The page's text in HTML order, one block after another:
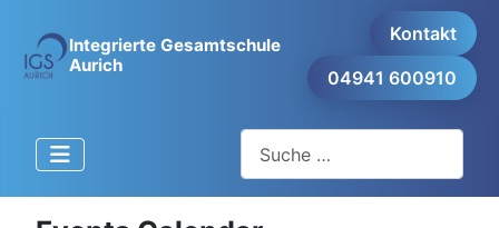
Integrierte Gesamtschule
Aurich
Kontakt
04941 600910